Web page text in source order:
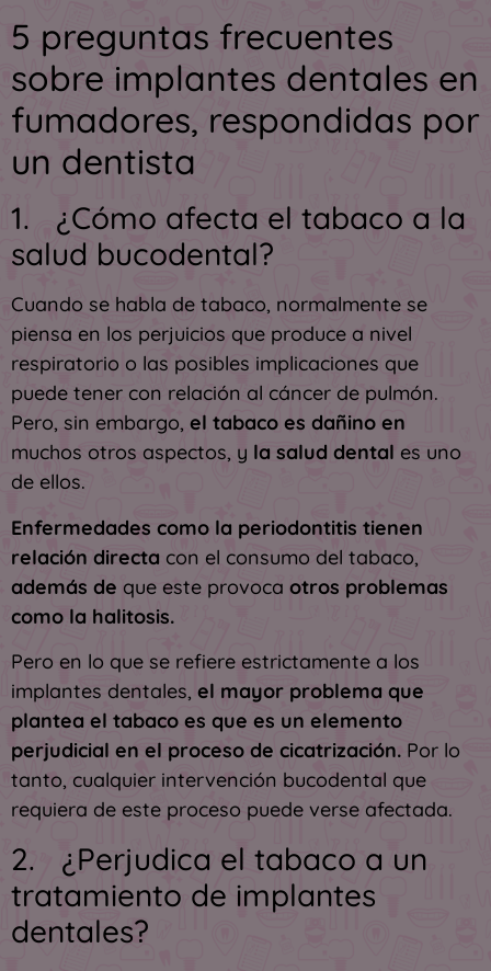
5 preguntas frecuentes
sobre implantes dentales en
fumadores, respondidas por
un dentista
1. ¿Cómo afecta el tabaco a la
salud bucodental?
Cuando se habla de tabaco, normalmente se
piensa en los perjuicios que produce a nivel
respiratorio o las posibles implicaciones que
puede tener con relación al cáncer de pulmón.
Pero, sin embargo, el tabaco es dañino en
muchos otros aspectos, y la salud dental es uno
de ellos.
Enfermedades como la periodontitis tienen
relación directa con el consumo del tabaco,
además de que este provoca otros problemas
como la halitosis.
Pero en lo que se refiere estrictamente a los
implantes dentales, el mayor problema que
plantea el tabaco es que es un elemento
perjudicial en el proceso de cicatrización. Por lo
tanto, cualquier intervención bucodental que
requiera de este proceso puede verse afectada.
2. ¿Perjudica el tabaco a un
tratamiento de implantes
dentales?